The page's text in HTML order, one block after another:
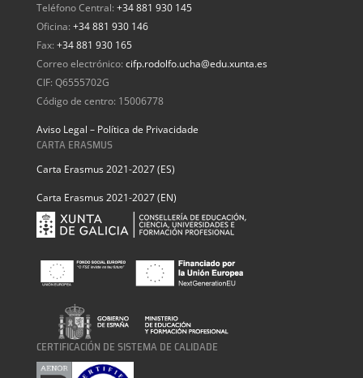
Teléfono Central: +34 881 930 145
Oficina: +34 881 930 146
Fax: +34 881 930 165
Correo electrónico: cifp.rodolfo.ucha@edu.xunta.es
CIF: Q6555702G
Código de centro: 15006778
Aviso Legal – Política de Privacidade
CARTA ERASMUS
Carta Erasmus 2021-2027 (ES)
Carta Erasmus 2021-2027 (EN)
CERTIFICACIÓN DE SISTEMA DE CALIDADE